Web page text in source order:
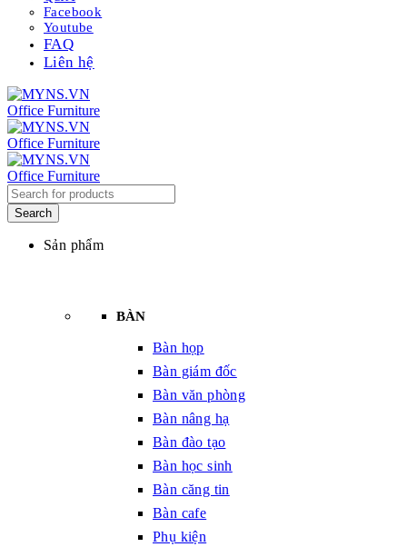
Facebook
Youtube
FAQ
Liên hệ
Sản phẩm
BÀN
Bàn họp
Bàn giám đốc
Bàn văn phòng
Bàn nâng hạ
Bàn đào tạo
Bàn học sinh
Bàn căng tin
Bàn cafe
Phụ kiện